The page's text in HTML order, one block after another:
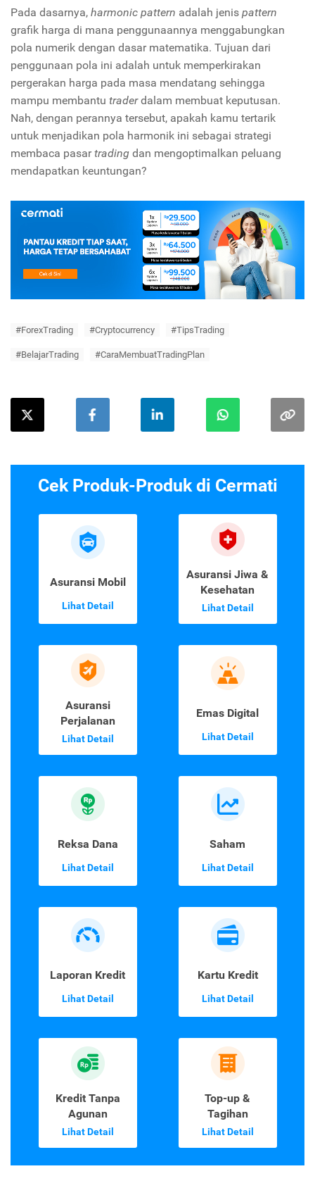
Pada dasarnya, harmonic pattern adalah jenis pattern
grafik harga di mana penggunaannya menggabungkan
pola numerik dengan dasar matematika. Tujuan dari
penggunaan pola ini adalah untuk memperkirakan
pergerakan harga pada masa mendatang sehingga
mampu membantu traderdalam membuat keputusan.
Nah, dengan perannya tersebut, apakah kamu tertarik
untuk menjadikan pola harmonik ini sebagai strategi
membaca pasartrading dan mengoptimalkan peluang
mendapatkan keuntungan?
#ForexTrading #Cryptocurrency #TipsTrading
#BelajarTrading #CaraMembuatTradingPlan
Cek Produk-Produk di Cermati
Asuransi Mobil
Lihat Detail
Asuransi Jiwa &
Kesehatan
Lihat Detail
Asuransi
Perjalanan
Lihat Detail
Emas Digital
Lihat Detail
Reksa Dana
Lihat Detail
Saham
Lihat Detail
Laporan Kredit
Lihat Detail
Kartu Kredit
Lihat Detail
Kredit Tanpa
Agunan
Lihat Detail
Top-up &
Tagihan
Lihat Detail